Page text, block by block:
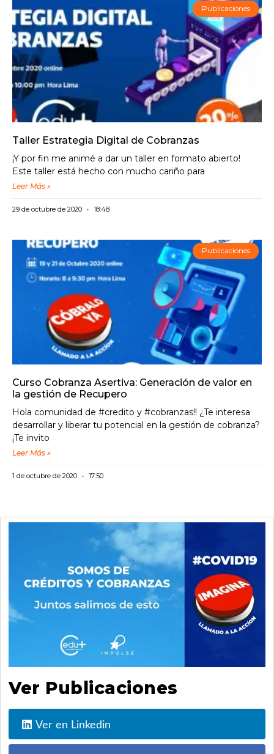
Publicaciones
Taller Estrategia Digital de Cobranzas
¡Y por fin me animé a dar un taller en formato abierto!
Este taller está hecho con mucho cariño para
Leer Más »
29 de octubre de 2020 18:48
Publicaciones
Curso Cobranza Asertiva: Generación de valor en
la gestión de Recupero
Hola comunidad de #credito y #cobranzas!! ¿Te interesa
desarrollar y liberar tu potencial en la gestión de cobranza?
¡Te invito
Leer Más »
1 de octubre de 2020 17:50
Ver Publicaciones
Ver en Linkedin